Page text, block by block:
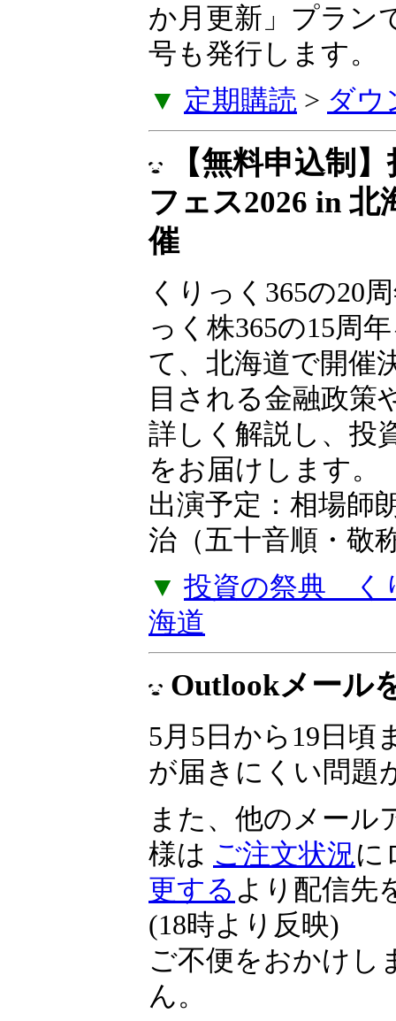
生氏が、いま注目
などを毎月解説す
に発売。「6か月
に特別レター号も
▼
定期購読>ダウ
【無料申込制
フェス2026 in
催
くりっく365の20
っく株365の15周
て、北海道で開催
目される金融政策
詳しく解説し、投
をお届けします。
出演予定：相場師
治（五十音順・敬
▼ 投資の祭典 く
海道
Outlookメール
5月5日から19日頃
が届きにくい問題
また、他のメール
様はご注文状況
更するより配信先
(18時より反映)